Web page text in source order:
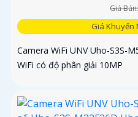
Giá
Giá Khuyến
Camera WiFi UNV Uho-S3S-
WiFi có độ phân giải 10MP